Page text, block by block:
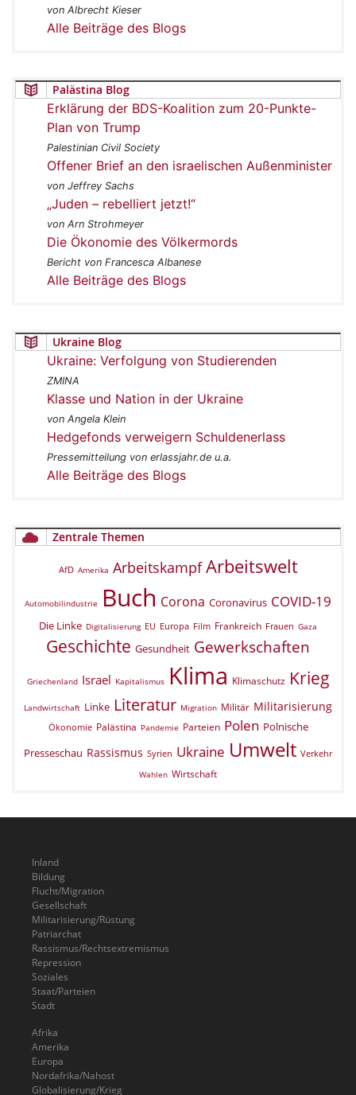
von Albrecht Kieser
Alle Beiträge des Blogs
Palästina Blog
Erklärung der BDS-Koalition zum 20-Punkte-
Plan von Trump
Palestinian Civil Society
Offener Brief an den israelischen Außenminister
von Jeffrey Sachs
„Juden – rebelliert jetzt!“
von Arn Strohmeyer
Die Ökonomie des Völkermords
Bericht von Francesca Albanese
Alle Beiträge des Blogs
Ukraine Blog
Ukraine: Verfolgung von Studierenden
ZMINA
Klasse und Nation in der Ukraine
von Angela Klein
Hedgefonds verweigern Schuldenerlass
Pressemitteilung von erlassjahr.de u.a.
Alle Beiträge des Blogs
Zentrale Themen
AfD Amerika Arbeitskampf Arbeitswelt
Automobilindustrie Buch Corona Coronavirus COVID-19
Die Linke Digitalisierung EU Europa Film Frankreich Frauen Gaza
Geschichte Gesundheit Gewerkschaften
Griechenland Israel Kapitalismus Klima Klimaschutz Krieg
Landwirtschaft Linke Literatur Migration Militär Militarisierung
Ökonomie Palästina Pandemie Parteien Polen Polnische
Presseschau Rassismus Syrien Ukraine Umwelt Verkehr
Wahlen Wirtschaft
Inland
Bildung
Flucht/Migration
Gesellschaft
Militarisierung/Rüstung
Patriarchat
Rassismus/Rechtsextremismus
Repression
Soziales
Staat/Parteien
Stadt
Afrika
Amerika
Europa
Nordafrika/Nahost
Globalisierung/Krieg